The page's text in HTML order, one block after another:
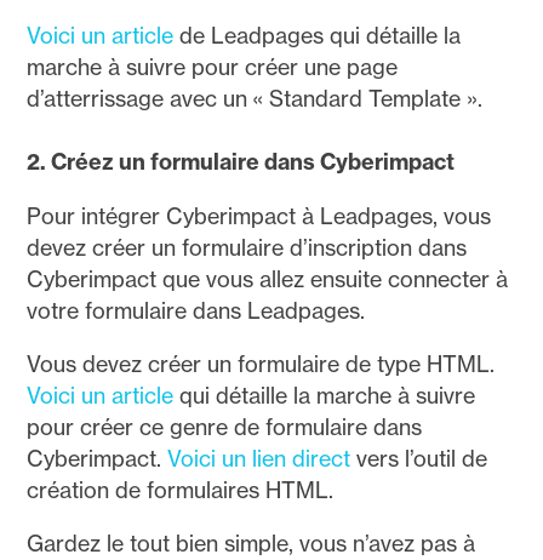
Voici un article de Leadpages qui détaille la
marche à suivre pour créer une page
d’atterrissage avec un « Standard Template ».
2. Créez un formulaire dans Cyberimpact
Pour intégrer Cyberimpact à Leadpages, vous
devez créer un formulaire d’inscription dans
Cyberimpact que vous allez ensuite connecter à
votre formulaire dans Leadpages.
Vous devez créer un formulaire de type HTML.
Voici un article qui détaille la marche à suivre
pour créer ce genre de formulaire dans
Cyberimpact.Voici un lien direct vers l’outil de
création de formulaires HTML.
Gardez le tout bien simple, vous n’avez pas à